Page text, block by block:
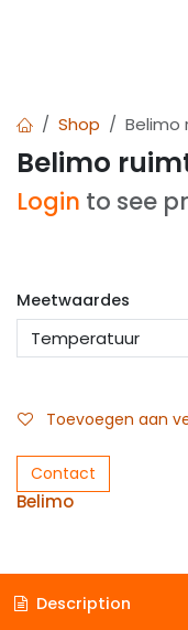
Shop Belimo
Belimo
Login to see
Meetwaardes
Toevoegen aan
Contact
Belimo
Description